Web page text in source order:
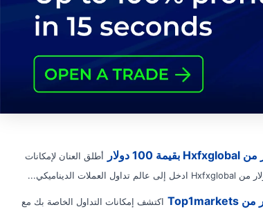
أطلق العنان لإمكانات
اكتشف إمكانات التداول الخاصة بك مع